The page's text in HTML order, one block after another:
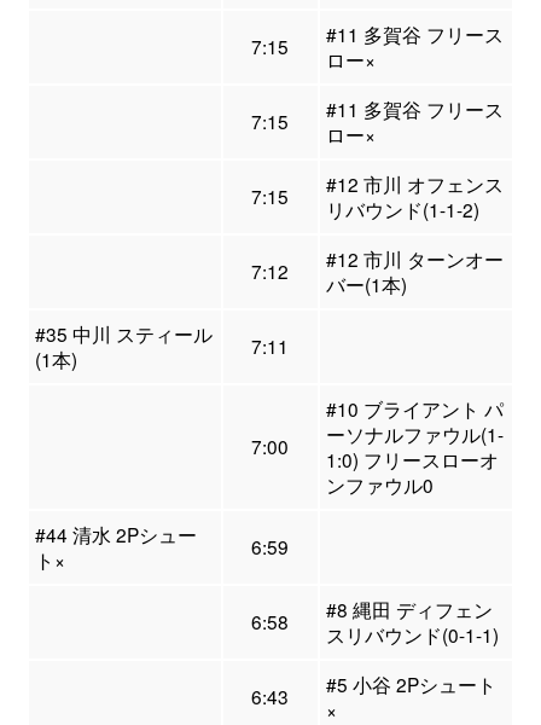
7:15
#11 多賀谷 フリース
ロー×
7:15
#11 多賀谷 フリース
ロー×
7:15
#12 市川 オフェンス
リバウンド(1-1-2)
7:12
#12 市川 ターンオー
バー(1本)
#35 中川 スティール
(1本)
7:11
7:00
#10 ブライアント パ
ーソナルファウル(1-
1:0) フリースローオ
ンファウル0
#44 清水 2Pシュー
ト×
6:59
6:58
#8 縄田 ディフェン
スリバウンド(0-1-1)
6:43
#5 小谷 2Pシュート
×